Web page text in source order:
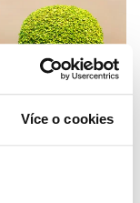
Více o cookies